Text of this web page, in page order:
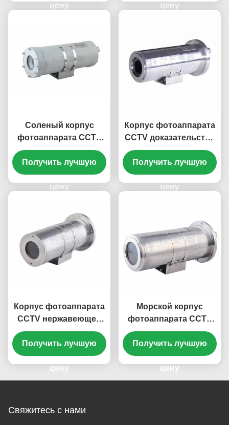
цену цену
Соленый корпус
фотоаппарата CCTV
нержавеющей стали
IP68 доказательства
корозии
доказательства
Получить лучшую
цену
Корпус фотоаппарата
CCTV доказательства
нержавеющей стали
соленый с картиной
доказательства
корозии
Получить лучшую
цену
Корпус фотоаппарата
CCTV нержавеющей
стали 316L
доказательства
небольшого морского
пехотинца размера
соленый
Получить лучшую
цену
Морской корпус
фотоаппарата CCTV
нержавеющей стали
316L доказательства
корозии
Получить лучшую
цену
Свяжитесь с нами